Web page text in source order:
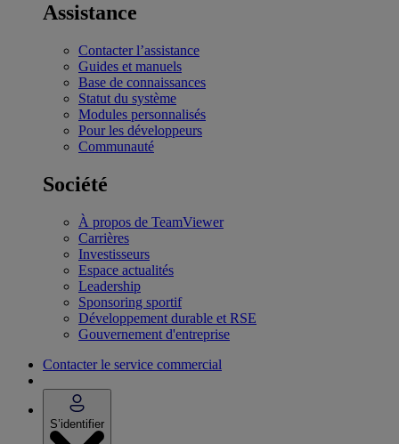
Assistance
Contacter l’assistance
Guides et manuels
Base de connaissances
Statut du système
Modules personnalisés
Pour les développeurs
Communauté
Société
À propos de TeamViewer
Carrières
Investisseurs
Espace actualités
Leadership
Sponsoring sportif
Développement durable et RSE
Gouvernement d'entreprise
Contacter le service commercial
S’identifier